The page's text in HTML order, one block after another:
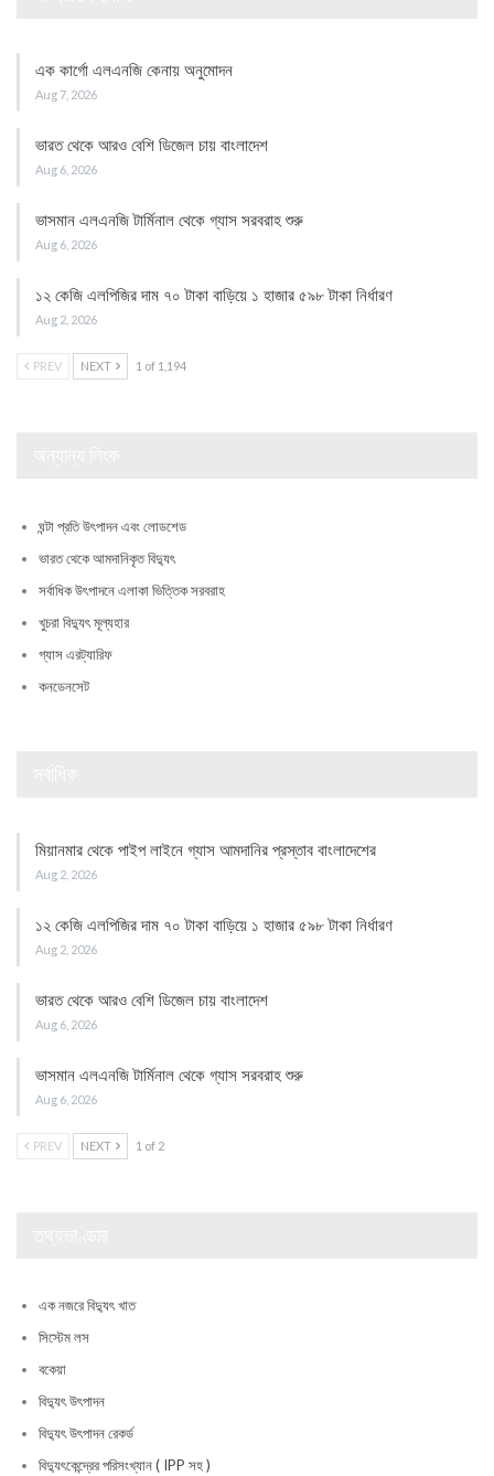
এক কার্গো এলএনজি কেনায় অনুমোদন
Aug 7, 2026
ভারত থেকে আরও বেশি ডিজেল চায় বাংলাদেশ
Aug 6, 2026
ভাসমান এলএনজি টার্মিনাল থেকে গ্যাস সরবরাহ শুরু
Aug 6, 2026
১২ কেজি এলপিজির দাম ৭০ টাকা বাড়িয়ে ১ হাজার ৫৯৮ টাকা নির্ধারণ
Aug 2, 2026
PREV NEXT 1 of 1,194
ঘন্টা প্রতি উৎপাদন এবং লোডশেড
ভারত থেকে আমদানিকৃত বিদ্যুৎ
সর্বাধিক উৎপাদনে এলাকা ভিত্তিক সরবরাহ
খুচরা বিদ্যুৎ মূল্যহার
গ্যাস এরট্যারিফ
কনডেনসেট
মিয়ানমার থেকে পাইপ লাইনে গ্যাস আমদানির প্রস্তাব বাংলাদেশের
Aug 2, 2026
১২ কেজি এলপিজির দাম ৭০ টাকা বাড়িয়ে ১ হাজার ৫৯৮ টাকা নির্ধারণ
Aug 2, 2026
ভারত থেকে আরও বেশি ডিজেল চায় বাংলাদেশ
Aug 6, 2026
ভাসমান এলএনজি টার্মিনাল থেকে গ্যাস সরবরাহ শুরু
Aug 6, 2026
PREV NEXT 1 of 2
এক নজরে বিদ্যুৎ খাত
সিস্টেম লস
বকেয়া
বিদ্যুৎ উৎপাদন
বিদ্যুৎ উৎপাদন রেকর্ড
বিদ্যুৎকেন্দ্রের পরিসংখ্যান ( IPP সহ )